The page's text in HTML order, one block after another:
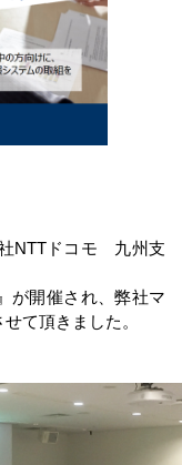
NTTドコモ 九州支
が開催され、弊社マ
て頂きました。